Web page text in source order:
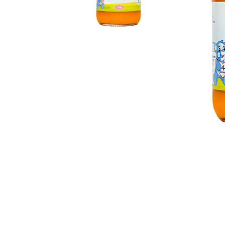
И
БЕБЕШКИ МАНИКЮР
Козметика и перилни препарати